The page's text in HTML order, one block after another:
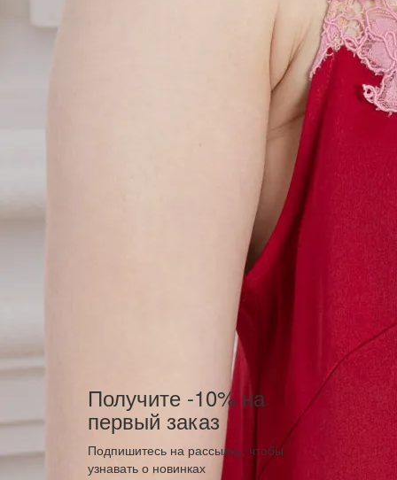
Получите -10% на
первый заказ
Подпишитесь на рассылку, чтобы
узнавать о новинках